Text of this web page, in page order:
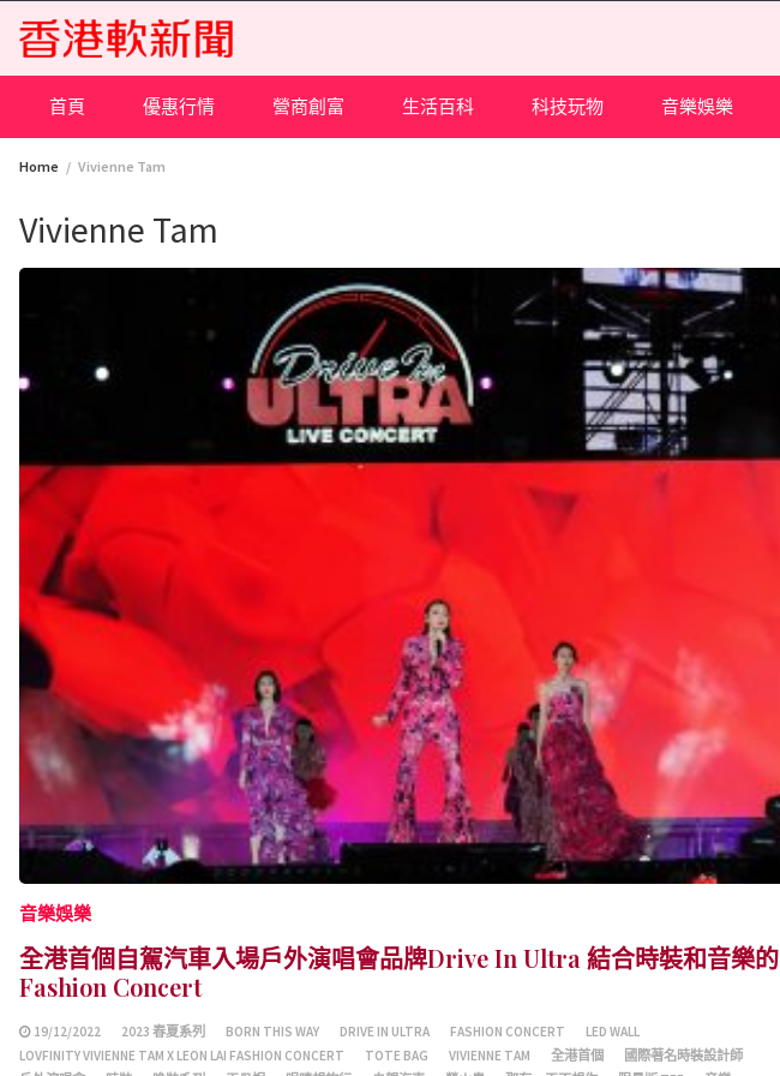
content
首頁 優惠行情 營商創富 生活百科 科技玩物 音樂娛樂
Home Vivienne Tam
Vivienne Tam
音樂娛樂
全港首個自駕汽車入場戶外演唱會品牌Drive In Ultra 結合時裝和音樂的
Fashion Concert
19/12/2022 2023 春夏系列 BORN THIS WAY DRIVE IN ULTRA FASHION CONCERT
LED WALL
LOVFINITY VIVIENNE TAM X LEON LAI FASHION CONCERT
TOTE BAG VIVIENNE TAM 全港首個
國際著名時裝設計師